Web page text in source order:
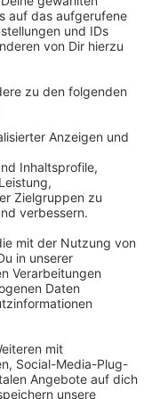
2019.
von falschen
Prozess gegen
vorgeworfen, im
in ganz
zu haben. Die
der Türkei aus
dabei als
hätten sie die
sie insgesamt
Taten waren